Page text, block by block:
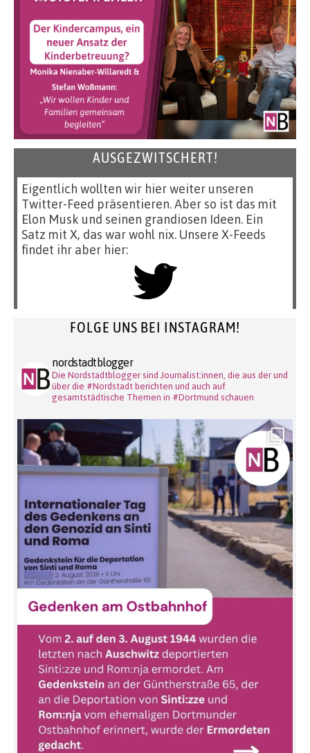
AUSGEZWITSCHERT!
Eigentlich wollten wir hier weiter unseren
Twitter-Feed präsentieren. Aber so ist das mit
Elon Musk und seinen grandiosen Ideen. Ein
Satz mit X, das war wohl nix. Unsere X-Feeds
findet ihr aber hier:
FOLGE UNS BEI INSTAGRAM!
nordstadtblogger
Die Nordstadtblogger sind Journalist:innen, die aus der und
über die #Nordstadt berichten und auch auf
gesamtstädtische Themen in #Dortmund schauen